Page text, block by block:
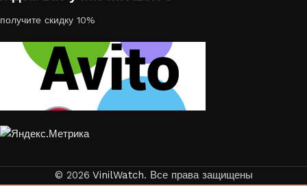
получите скидку 10%
© 2026 VinilWatch. Все права защищены